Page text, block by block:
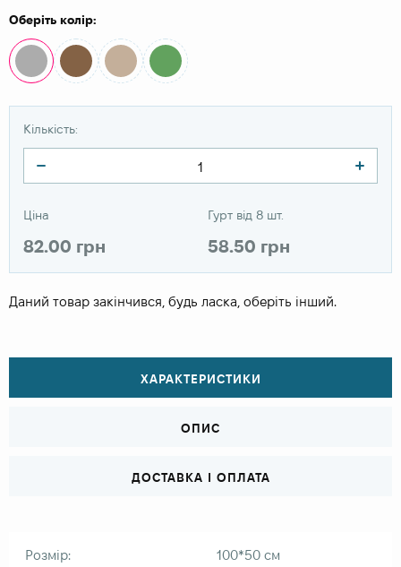
Оберіть колір:
Кількість:
Ціна
82.00 грн
Гурт від 8 шт.
58.50 грн
Даний товар закінчився, будь ласка, оберіть інший.
ХАРАКТЕРИСТИКИ
ОПИС
ДОСТАВКА І ОПЛАТА
Розмір: 100*50 см